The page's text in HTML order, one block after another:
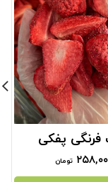
فرنگی پفکی
تومان